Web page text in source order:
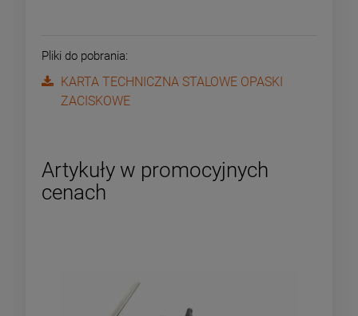
Pliki do pobrania:
KARTA TECHNICZNA STALOWE OPASKI
ZACISKOWE
Artykuły w promocyjnych
cenach